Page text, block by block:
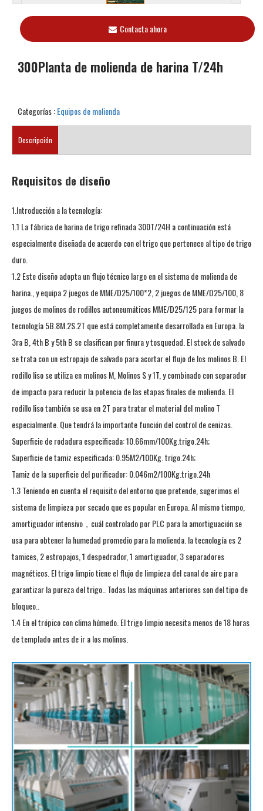
Contacta ahora
300Planta de molienda de harina T/24h
Categorías :Equipos de molienda
Descripción
Requisitos de diseño
1.Introducción a la tecnología:
1.1 La fábrica de harina de trigo refinada 300T/24H a continuación está
especialmente diseñada de acuerdo con el trigo que pertenece al tipo de trigo
duro.
1.2 Este diseño adopta un flujo técnico largo en el sistema de molienda de
harina., y equipa 2 juegos de MME/D25/100*2, 2 juegos de MME/D25/100, 8
juegos de molinos de rodillos autoneumáticos MME/D25/125 para formar la
tecnología 5B.8M.2S.2T que está completamente desarrollada en Europa. la
3ra B, 4th B y 5th B se clasifican por finura y tosquedad. El stock de salvado
se trata con un estropajo de salvado para acortar el flujo de los molinos B. El
rodillo liso se utiliza en molinos M, Molinos S y 1T, y combinado con separador
de impacto para reducir la potencia de las etapas finales de molienda. El
rodillo liso también se usa en 2T para tratar el material del molino T
especialmente. Que tendrá la importante función del control de cenizas.
Superficie de rodadura especificada: 10.66mm/100Kg.trigo.24h;
Superficie de tamiz especificada: 0.95M2/100Kg. trigo.24h;
Tamiz de la superficie del purificador: 0.046m2/100Kg.trigo.24h
1.3 Teniendo en cuenta el requisito del entorno que pretende, sugerimos el
sistema de limpieza por secado que es popular en Europa. Al mismo tiempo,
amortiguador intensivo，cuál controlado por PLC para la amortiguación se
usa para obtener la humedad promedio para la molienda. la tecnología es 2
tamices, 2 estropajos, 1 despedrador, 1 amortiguador, 3 separadores
magnéticos. El trigo limpio tiene el flujo de limpieza del canal de aire para
garantizar la pureza del trigo.. Todas las máquinas anteriores son del tipo de
bloqueo..
1.4 En el trópico con clima húmedo. El trigo limpio necesita menos de 18 horas
de templado antes de ir a los molinos.